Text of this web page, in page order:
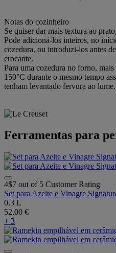
Notas do cozinheiro
Se quiser dar mais textura ao
Pode adicioná-los inteiros, no
cozedura, ou introduzi-los antes
crocante.
Para uma cozedura no forno,
150°C durante o mesmo tempo
tenham levantado fervura ao lume.
Ferramentas para
4$7 out of 5 Customer Rating
Set para Azeite e Vinagre
0.3 L
52,00 €
+ 3